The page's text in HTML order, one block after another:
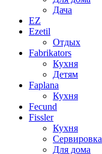
Дача
EZ
Ezetil
Отдых
Fabrikators
Кухня
Детям
Faplana
Кухня
Fecund
Fissler
Кухня
Сервировка
Для дома